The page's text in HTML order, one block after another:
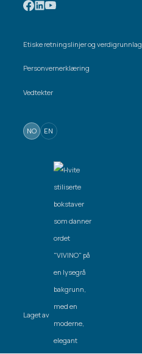
Etiske retningslinjer og verdigrunnlag
Personvernerklæring
Vedtekter
NO EN
Laget av